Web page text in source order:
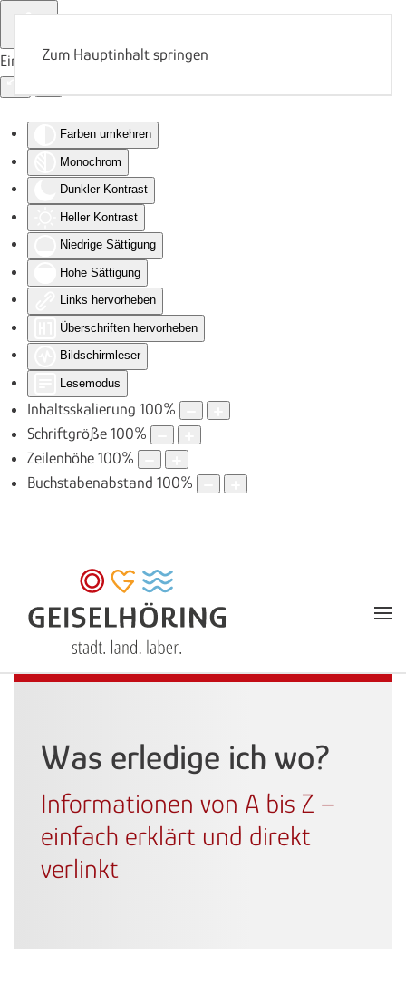
Eingabehilfen öffnen
Farben umkehren
Monochrom
Dunkler Kontrast
Heller Kontrast
Niedrige Sättigung
Hohe Sättigung
Links hervorheben
Überschriften hervorheben
Bildschirmleser
Lesemodus
Inhaltsskalierung 100%
Schriftgröße 100%
Zeilenhöhe 100%
Buchstabenabstand 100%
Zum Hauptinhalt springen
Was erledige ich wo?
Informationen von A bis Z –
einfach erklärt und direkt
verlinkt